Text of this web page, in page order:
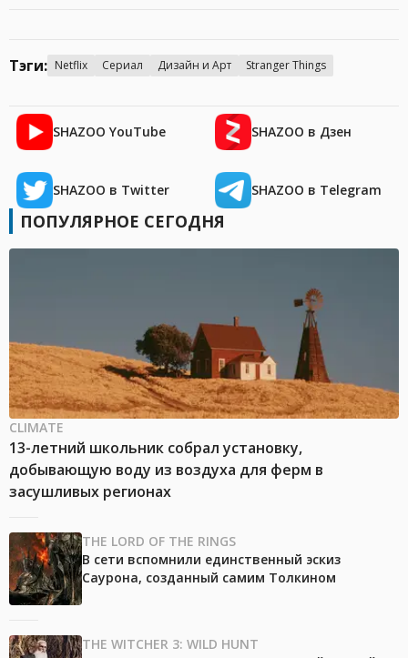
Тэги: Netflix Сериал Дизайн и Арт Stranger Things
SHAZOO YouTube SHAZOO в Дзен
SHAZOO в Twitter SHAZOO в Telegram
ПОПУЛЯРНОЕ СЕГОДНЯ
CLIMATE
13-летний школьник собрал установку,
добывающую воду из воздуха для ферм в
засушливых регионах
THE LORD OF THE RINGS
В сети вспомнили единственный эскиз
Саурона, созданный самим Толкином
THE WITCHER 3: WILD HUNT